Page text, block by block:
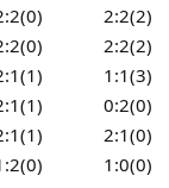
2:2(2)
2:2(2)
1:1(3)
0:2(0)
2:1(0)
1:0(0)